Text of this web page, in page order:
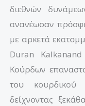
διεθνών
ανανέωσαν
με αρκετά
Duran
Κούρδων
του κουρδικού
δείχνοντας